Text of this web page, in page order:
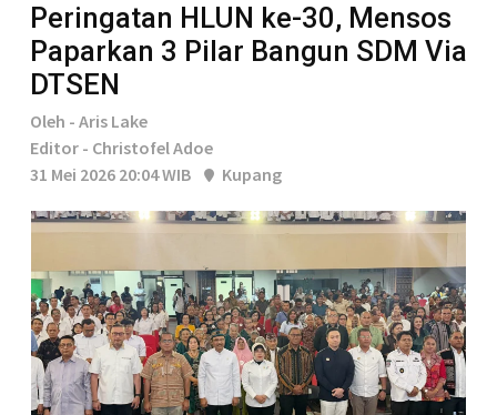
Peringatan HLUN ke-30, Mensos
Paparkan 3 Pilar Bangun SDM Via
DTSEN
Oleh - Aris Lake
Editor - Christofel Adoe
31 Mei 2026 20:04 WIB
Kupang